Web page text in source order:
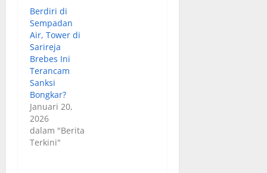
Berdiri di
Sempadan
Air, Tower di
Sarireja
Brebes Ini
Terancam
Sanksi
Bongkar?
Januari 20,
2026
dalam "Berita
Terkini"